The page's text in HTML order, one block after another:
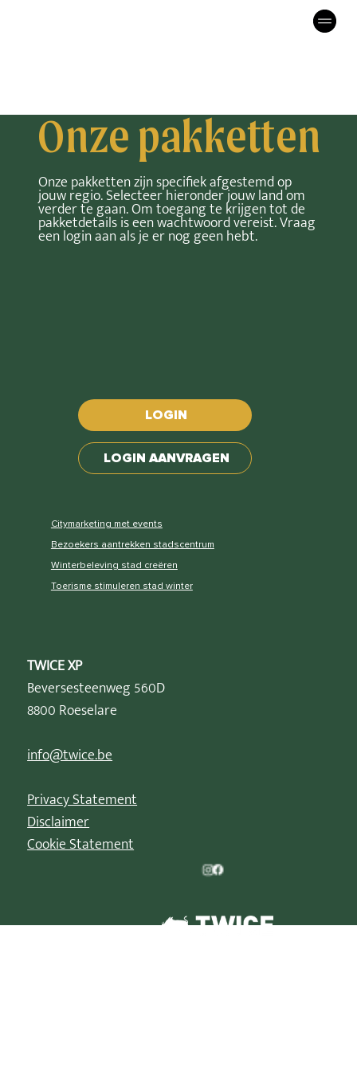
Onze pakketten
Onze pakketten zijn specifiek afgestemd op
jouw regio. Selecteer hieronder jouw land om
verder te gaan. Om toegang te krijgen tot de
pakketdetails is een wachtwoord vereist. Vraag
een login aan als je er nog geen hebt.
LOGIN
LOGIN AANVRAGEN
Citymarketing met events
Bezoekers aantrekken stadscentrum
Winterbeleving stad creëren
Toerisme stimuleren stad winter
TWICE XP
Beversesteenweg 560D
8800 Roeselare
info@twice.be
Privacy Statement
Disclaimer
Cookie Statement